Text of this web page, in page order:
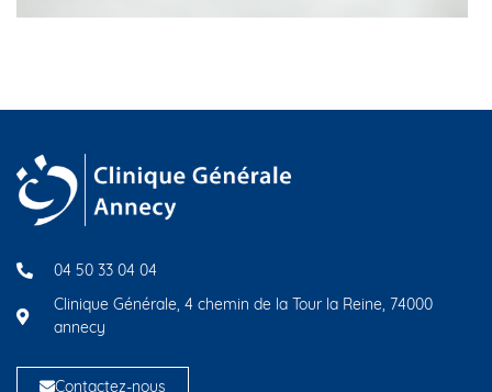
04 50 33 04 04
Clinique Générale, 4 chemin de la Tour la Reine, 74000
annecy
Contactez-nous